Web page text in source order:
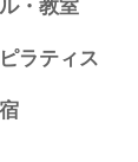
・教室
ラティス